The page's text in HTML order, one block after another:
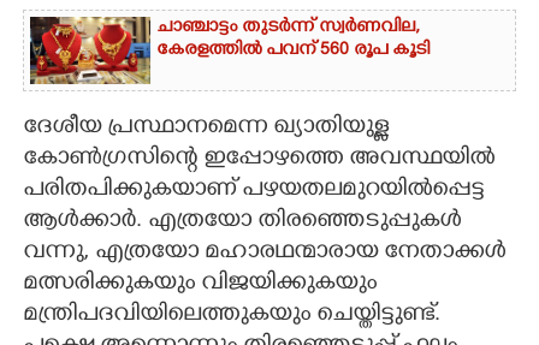
ചാഞ്ചാട്ടം തുടർന്ന് സ്വർണവില,
കേരളത്തിൽ പവന് 560 രൂപ കൂടി
ദേശീയ പ്രസ്ഥാനമെന്ന ഖ്യാതിയുള്ള
കോൺഗ്രസിന്റെ ഇപ്പോഴത്തെ അവസ്ഥയിൽ
പരിതപിക്കുകയാണ് പഴയതലമുറയിൽപ്പെട്ട
ആൾക്കാർ. എത്രയോ തിരഞ്ഞെടുപ്പുകൾ
വന്നു, എത്രയോ മഹാരഥന്മാരായ നേതാക്കൾ
മത്സരിക്കുകയും വിജയിക്കുകയും
മന്ത്രിപദവിയിലെത്തുകയും ചെയ്തിട്ടുണ്ട്.